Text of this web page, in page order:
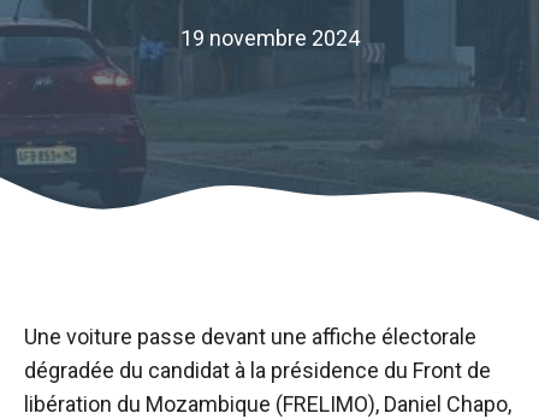
19 novembre 2024
Une voiture passe devant une affiche électorale
dégradée du candidat à la présidence du Front de
libération du Mozambique (FRELIMO), Daniel Chapo,